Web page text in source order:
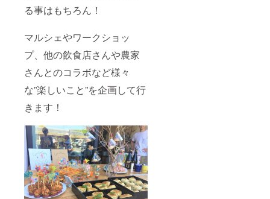
る事はもちろん！
マルシェやワークショッ
プ、他の飲食店さんや農家
さんとのコラボなど様々
な”楽しいこと”を企画して行
きます！